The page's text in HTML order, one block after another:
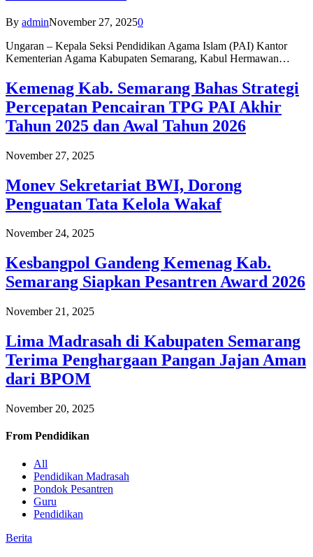
By adminNovember 27, 20250
Ungaran – Kepala Seksi Pendidikan Agama Islam (PAI) Kantor
Kementerian Agama Kabupaten Semarang, Kabul Hermawan…
Kemenag Kab. Semarang Bahas Strategi
Percepatan Pencairan TPG PAI Akhir
Tahun 2025 dan Awal Tahun 2026
November 27, 2025
Monev Sekretariat BWI, Dorong
Penguatan Tata Kelola Wakaf
November 24, 2025
Kesbangpol Gandeng Kemenag Kab.
Semarang Siapkan Pesantren Award 2026
November 21, 2025
Lima Madrasah di Kabupaten Semarang
Terima Penghargaan Pangan Jajan Aman
dari BPOM
November 20, 2025
From Pendidikan
All
Pendidikan Madrasah
Pondok Pesantren
Guru
Pendidikan
Berita